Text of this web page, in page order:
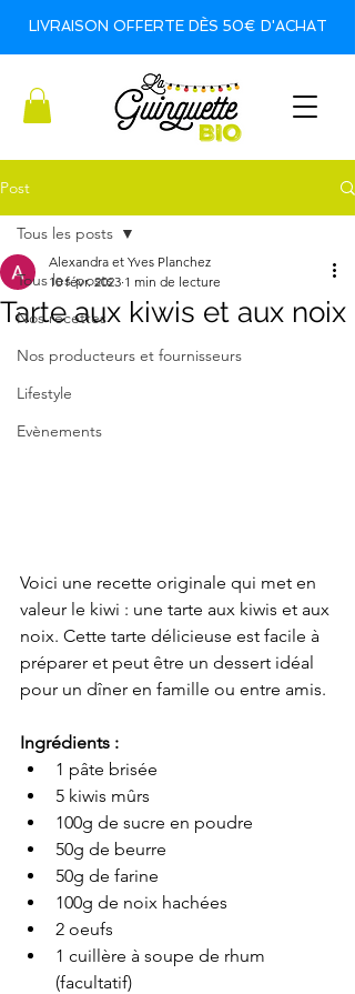
LIVRAISON OFFERTE DÈS 50€ D'ACHAT
Post
Tous les posts
Nos recettes
Nos producteurs et fournisseurs
Lifestyle
Evènements
Tous les posts
Tarte aux kiwis et aux noix
Alexandra et Yves Planchez
10 févr. 2023 1 min de lecture
Voici une recette originale qui met en
valeur le kiwi : une tarte aux kiwis et aux
noix. Cette tarte délicieuse est facile à
préparer et peut être un dessert idéal
pour un dîner en famille ou entre amis.
Ingrédients :
1 pâte brisée
5 kiwis mûrs
100g de sucre en poudre
50g de beurre
50g de farine
100g de noix hachées
2 oeufs
1 cuillère à soupe de rhum
(facultatif)